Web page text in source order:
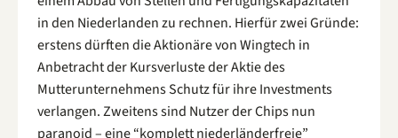
in den Niederlanden zu rechnen. Hierfür zwei Gründe:
erstens dürften die Aktionäre von Wingtech in
Anbetracht der Kursverluste der Aktie des
Mutterunternehmens Schutz für ihre Investments
verlangen. Zweitens sind Nutzer der Chips nun
paranoid – eine “komplett niederländerfreie”